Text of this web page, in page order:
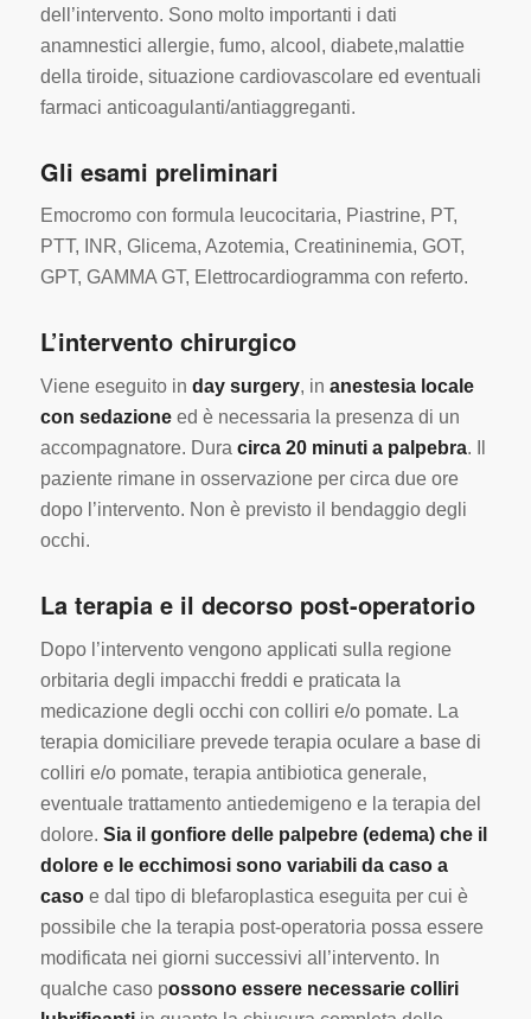
dell’intervento. Sono molto importanti i dati
anamnestici allergie, fumo, alcool, diabete,malattie
della tiroide, situazione cardiovascolare ed eventuali
farmaci anticoagulanti/antiaggreganti.
Gli esami preliminari
Emocromo con formula leucocitaria, Piastrine, PT,
PTT, INR, Glicema, Azotemia, Creatininemia, GOT,
GPT, GAMMA GT, Elettrocardiogramma con referto.
L’intervento chirurgico
Viene eseguito in day surgery, in anestesia locale
con sedazioneed è necessaria la presenza di un
accompagnatore. Dura circa 20 minuti a palpebra. Il
paziente rimane in osservazione per circa due ore
dopo l’intervento. Non è previsto il bendaggio degli
occhi.
La terapia e il decorso post-operatorio
Dopo l’intervento vengono applicati sulla regione
orbitaria degli impacchi freddi e praticata la
medicazione degli occhi con colliri e/o pomate. La
terapia domiciliare prevede terapia oculare a base di
colliri e/o pomate, terapia antibiotica generale,
eventuale trattamento antiedemigeno e la terapia del
dolore. Sia il gonfiore delle palpebre (edema) che il
dolore e le ecchimosi sono variabili da caso a
casoe dal tipo di blefaroplastica eseguita per cui è
possibile che la terapia post-operatoria possa essere
modificata nei giorni successivi all’intervento. In
qualche caso possono essere necessarie colliri